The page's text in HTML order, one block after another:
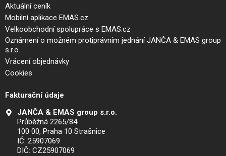
Aktuální ceník
Mobilní aplikace EMAS.cz
Velkoobchodní spolupráce s EMAS.cz
Oznámení o možném protiprávním jednání JANČA & EMAS group
s.r.o.
Vrácení objednávky
Cookies
Fakturační údaje
JANČA & EMAS group s.r.o.
Průběžná 2265/84
100 00, Praha 10 Strašnice
IČ: 25907069
DIČ: CZ25907069